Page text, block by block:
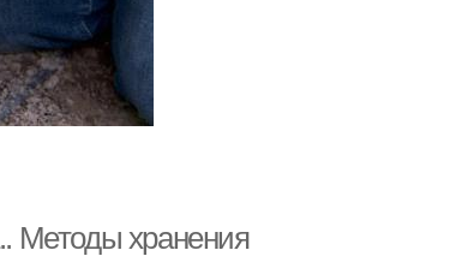
Методы хранения